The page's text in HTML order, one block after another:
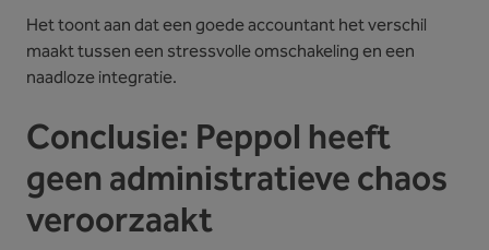
Het toont aan dat een goede accountant het verschil
maakt tussen een stressvolle omschakeling en een
naadloze integratie.
Conclusie: Peppol heeft
geen administratieve chaos
veroorzaakt